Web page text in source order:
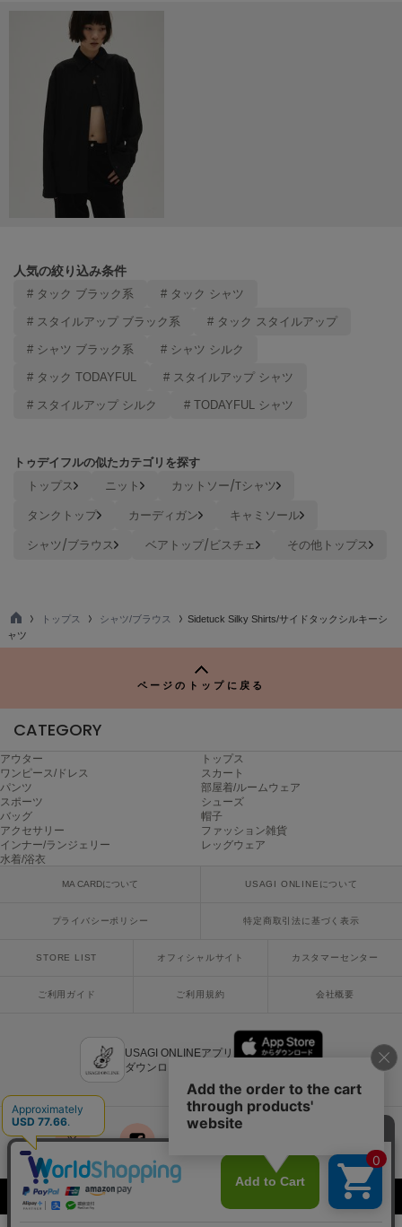
ミラオーウェン
MOIGE
モワージュ
MUCHA
NEW Balance
nezu
ネズ
NIKE
ナイキ
ナウンス
オン
Onitsuka Tiger
オルグ
PATRICK
Philly chocolate
フィリーチョコレート
poláura
ポローラ
sanrio house
サンリオハウス
SESAME STREET MARKET
セサミストリートマーケット
SHAKA
人気の絞り込み条件
# タック ブラック系 # タック シャツ
# スタイルアップ ブラック系 # タック スタイルアップ
# シャツ ブラック系 # シャツ シルク
# タック TODAYFUL # スタイルアップ シャツ
# スタイルアップ シルク # TODAYFUL シャツ
トゥデイフルの似たカテゴリを探す
トップス ニット
カットソー/Tシャツ
タンクトップ
カーディガン
キャミソール
シャツ/ブラウス
ベアトップ/ビスチェ その他トップス
TO
P
トップス シャツ/ブラウス
Sidetuck Silky Shirts/サイドタックシルキーシ
ャツ
ページのトップに戻る
CATEGORY
アウター
トップス
ワンピース/ドレス
スカート
パンツ
部屋着/ルームウェア
スポーツ
シューズ
バッグ
帽子
アクセサリー
ファッション雑貨
インナー/ランジェリー
レッグウェア
水着/浴衣
MA CARDについて USAGI ONLINEについて
プライバシーポリシー 特定商取引法に基づく表示
STORE LIST オフィシャルサイト カスタマーセンター
ご利用ガイド ご利用規約 会社概要
USAGI ONLINEアプリ
ダウンロードはこちら
x facebook LINE mail
Copyright © 2018 Usagi Online Co.,Ltd. All Rights Reserved.